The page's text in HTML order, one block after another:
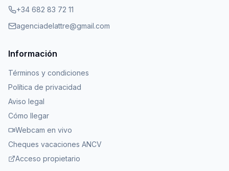
+34 682 83 72 11
agenciadelattre@gmail.com
Información
Términos y condiciones
Política de privacidad
Aviso legal
Cómo llegar
Webcam en vivo
Cheques vacaciones ANCV
Acceso propietario